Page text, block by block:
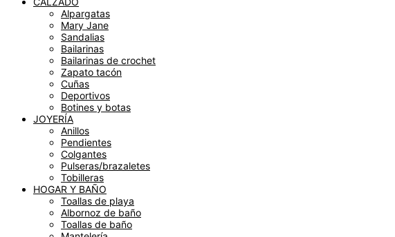
Alpargatas
Mary Jane
Sandalias
Bailarinas
Bailarinas de crochet
Zapato tacón
Cuñas
Deportivos
Botines y botas
JOYERÍA
Anillos
Pendientes
Colgantes
Pulseras/brazaletes
Tobilleras
HOGAR Y BAÑO
Toallas de playa
Albornoz de baño
Toallas de baño